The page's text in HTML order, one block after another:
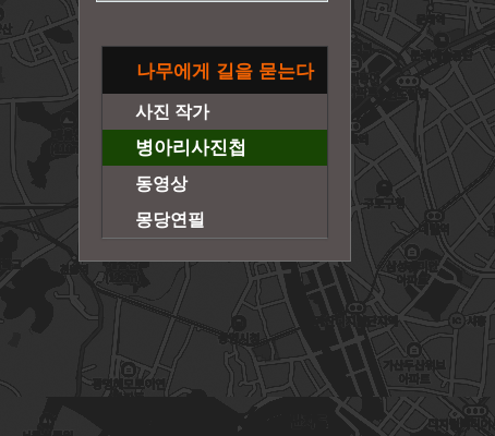
나무에게 길을 묻는다
사진 작가
병아리사진첩
동영상
몽당연필